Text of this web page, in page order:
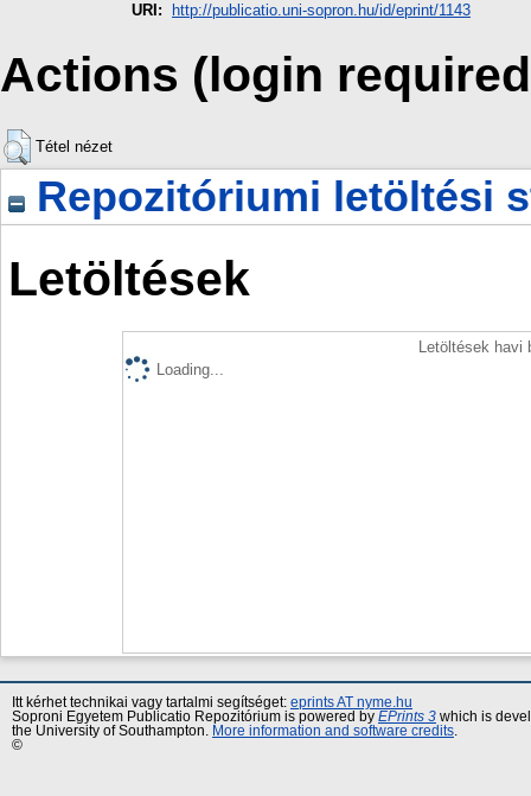
URI:
http://publicatio.uni-sopron.hu/id/eprint/1143
Actions (login
Tétel nézet
Repozitóriumi letöltési
Letöltések
Letöltések havi
Loading...
Itt kérhet technikai vagy tartalmi segítséget: eprints AT nyme.hu
Soproni Egyetem Publicatio Repozitórium is powered by EPrints 3 which is
the University of Southampton.
More information and software credits
©